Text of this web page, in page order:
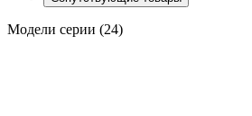
Модели серии (24)